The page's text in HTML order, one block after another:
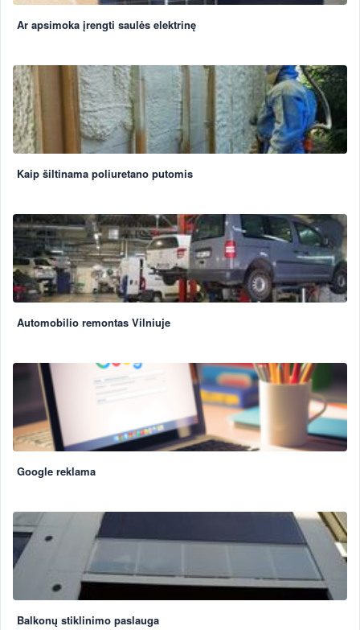
Ar apsimoka įrengti saulės elektrinę
Kaip šiltinama poliuretano putomis
Automobilio remontas Vilniuje
Google reklama
Balkonų stiklinimo paslauga